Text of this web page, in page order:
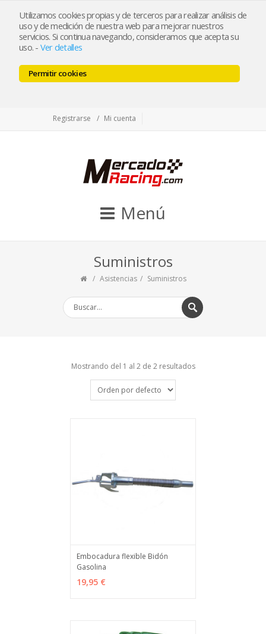
Utilizamos cookies propias y de terceros para realizar análisis de
uso y de medición de nuestra web para mejorar nuestros
servicios. Si continua navegando, consideramos que acepta su
uso. - Ver detalles
Permitir cookies
tienda@mercadoracing.com
Registrarse
Mi cuenta
Menú
Suministros
Asistencias Suministros
Mostrando del 1 al 2 de 2 resultados
AÑADIR
Embocadura flexible Bidón
Gasolina
19,95 €